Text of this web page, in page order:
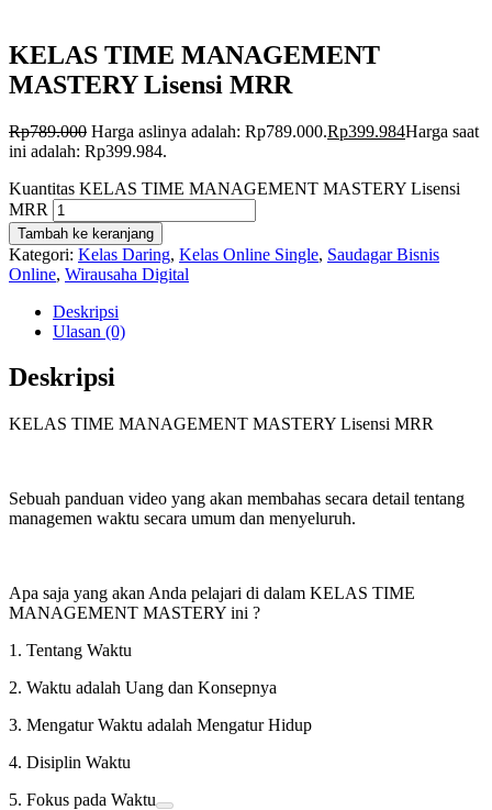
KELAS TIME MANAGEMENT
MASTERY Lisensi MRR
Rp789.000 Harga aslinya adalah: Rp789.000.Rp399.984Harga saat
ini adalah: Rp399.984.
Kuantitas KELAS TIME MANAGEMENT MASTERY Lisensi
MRR
Tambah ke keranjang
Kategori: Kelas Daring, Kelas Online Single, Saudagar Bisnis
Online, Wirausaha Digital
Deskripsi
Ulasan (0)
Deskripsi
KELAS TIME MANAGEMENT MASTERY Lisensi MRR
Sebuah panduan video yang akan membahas secara detail tentang
managemen waktu secara umum dan menyeluruh.
Apa saja yang akan Anda pelajari di dalam KELAS TIME
MANAGEMENT MASTERY ini ?
1. Tentang Waktu
2. Waktu adalah Uang dan Konsepnya
3. Mengatur Waktu adalah Mengatur Hidup
4. Disiplin Waktu
5. Fokus pada Waktu